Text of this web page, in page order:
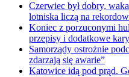
Czerwiec był dobry,
lotniska liczą na
Koniec z porzuconymi
przepisy i dodatkowe kary
Samorządy ostrożnie
zdarzają się awarie”
Katowice idą pod prąd.